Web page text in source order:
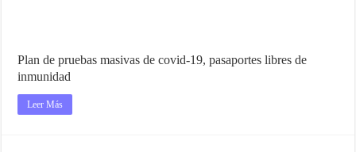
Plan de pruebas masivas de covid-19, pasaportes libres de
inmunidad
Leer Más